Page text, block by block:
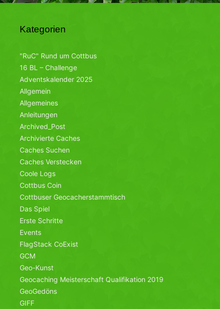
Kategorien
"RuC" Rund um Cottbus
16 BL – Challenge
Adventskalender 2025
Allgemein
Allgemeines
Anleitungen
Archived_Post
Archivierte Caches
Caches Suchen
Caches Verstecken
Coole Logs
Cottbus Coin
Cottbuser Geocacherstammtisch
Das Spiel
Erste Schritte
Events
FlagStack CoExist
GCM
Geo-Kunst
Geocaching Meisterschaft Qualifikation 2019
GeoGedöns
GIFF